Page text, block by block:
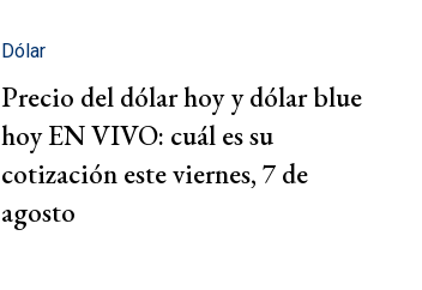
Dólar
Precio del dólar hoy y dólar blue
hoy EN VIVO: cuál es su
cotización este viernes, 7 de
agosto